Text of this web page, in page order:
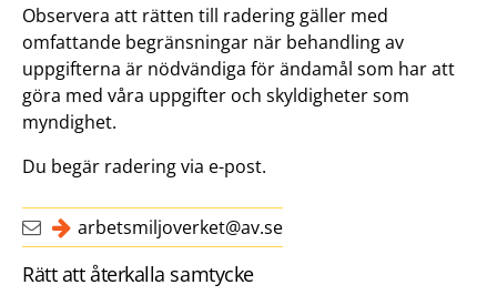
Observera att rätten till radering gäller med
omfattande begränsningar när behandling av
uppgifterna är nödvändiga för ändamål som har att
göra med våra uppgifter och skyldigheter som
myndighet.
Du begär radering via e-post.
arbetsmiljoverket@av.se
Rätt att återkalla samtycke